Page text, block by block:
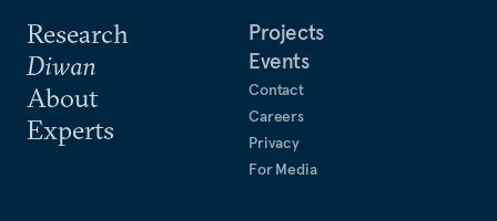
Research
Diwan
About
Experts
Projects
Events
Contact
Careers
Privacy
For Media